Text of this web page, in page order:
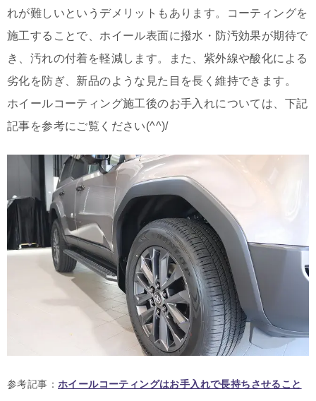
れが難しいというデメリットもあります。コーティングを
施工することで、ホイール表面に撥水・防汚効果が期待で
き、汚れの付着を軽減します。また、紫外線や酸化による
劣化を防ぎ、新品のような見た目を長く維持できます。
ホイールコーティング施工後のお手入れについては、下記
記事を参考にご覧ください(^^)/
参考記事： ホイールコーティングはお手入れで長持ちさせること